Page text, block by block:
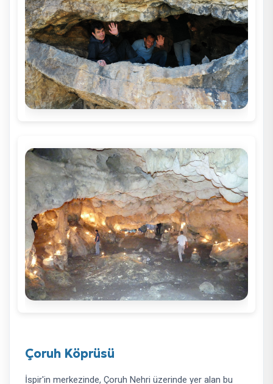
Çoruh Köprüsü
İspir'in merkezinde, Çoruh Nehri üzerinde yer alan bu